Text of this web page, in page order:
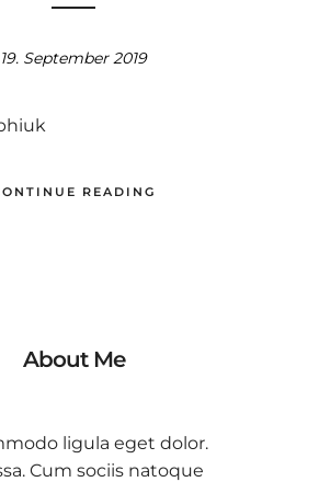
19. September 2019
READING
About Me
ligula eget dolor.
Cum sociis natoque